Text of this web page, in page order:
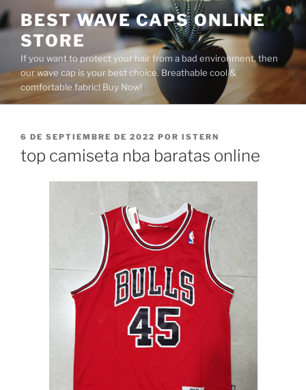
Saltar
al
contenido
BEST WAVE CAPS ONLINE
STORE
If you want to protect your hair from a bad environment, then
our wave cap is your best choice. Breathable cool &
comfortable fabric! Buy Now!
PUBLICADO
EL
6 DE SEPTIEMBRE DE 2022 POR ISTERN
top camiseta nba baratas online